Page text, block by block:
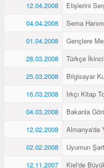
12.04.2008
Elişlerini
04.04.2008
Sema
01.04.2008
Gençlere
28.03.2008
Türkçe
25.03.2008
Bilgisayar
16.03.2008
Irkçı Kitap
04.03.2008
Bakanla
12.02.2008
Almanya'da
02.02.2008
Uyumun
12.11.2007
Kiel'de